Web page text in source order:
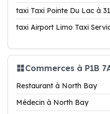
taxi Taxi Pointe Du Lac à
taxi Airport Limo Taxi
Commerces à P1B
Restaurant à North Bay
Médecin à North Bay